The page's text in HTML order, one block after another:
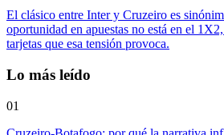
El clásico entre Inter y Cruzeiro es
oportunidad en apuestas no está en el
tarjetas que esa tensión provoca.
Lo más leído
01